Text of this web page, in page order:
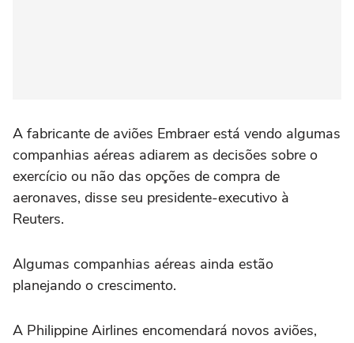
A fabricante de aviões Embraer está vendo algumas
companhias aéreas adiarem as decisões sobre o
exercício ou não das opções de compra de
aeronaves, disse seu presidente-executivo à
Reuters.
Algumas companhias aéreas ainda estão
planejando o crescimento.
A Philippine Airlines encomendará novos aviões,